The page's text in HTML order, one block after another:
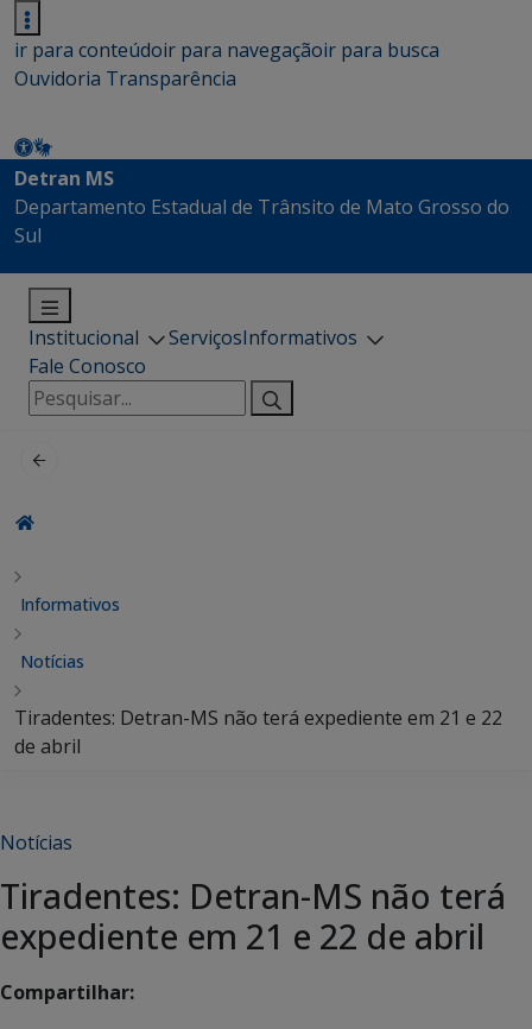
ir para conteúdoir para navegaçãoir para busca
Ouvidoria Transparência
Detran MS
Departamento Estadual de Trânsito de Mato Grosso do
Sul
Institucional ServiçosInformativos
Fale Conosco
Pesquisar
por:
Informativos
Notícias
Tiradentes: Detran-MS não terá expediente em 21 e 22
de abril
Notícias
Tiradentes: Detran-MS não terá
expediente em 21 e 22 de abril
Compartilhar: